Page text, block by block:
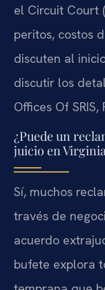
el Circuit Court
peritos, costos
discuten al
discutir los
Offices Of
¿Puede un
juicio en
Sí, muchos
través de
acuerdo
bufete explora